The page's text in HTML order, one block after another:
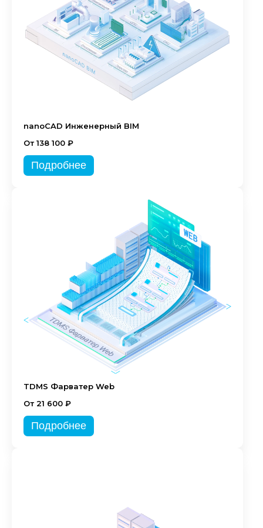
nanoCAD Инженерный BIM
От 138 100 ₽
Подробнее
TDMS Фарватер Web
От 21 600 ₽
Подробнее